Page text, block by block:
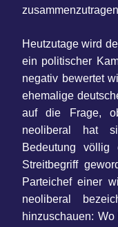
Heutzutage wird
ein politischer
negativ bewertet
ehemalige
auf die Frage,
neoliberal hat
Bedeutung völlig
Streitbegriff
Parteichef einer
neoliberal
hinzuschauen: